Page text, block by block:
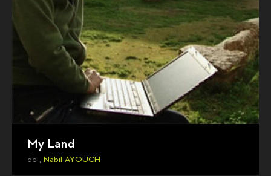
My Land
de , Nabil AYOUCH